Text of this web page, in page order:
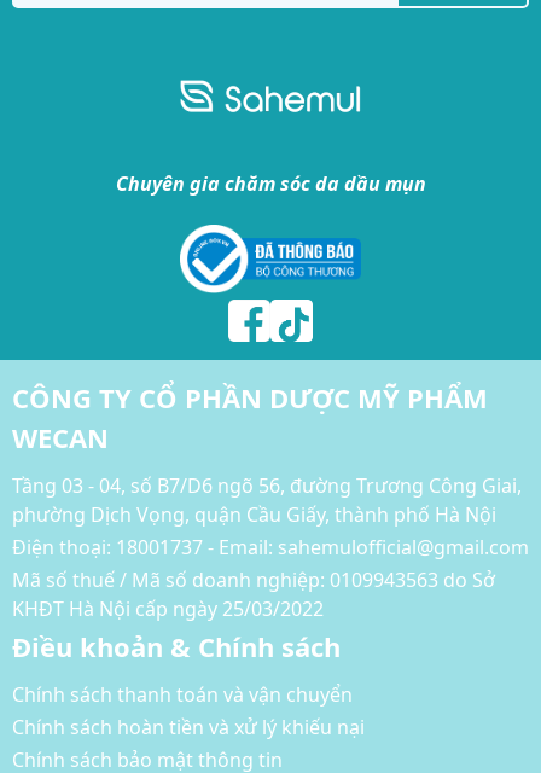
Chuyên gia chăm sóc da dầu mụn
CÔNG TY CỔ PHẦN DƯỢC MỸ PHẨM
WECAN
Tầng 03 - 04, số B7/D6 ngõ 56, đường Trương Công Giai,
phường Dịch Vọng, quận Cầu Giấy, thành phố Hà Nội
Điện thoại: 18001737 - Email: sahemulofficial@gmail.com
Mã số thuế / Mã số doanh nghiệp: 0109943563 do Sở
KHĐT Hà Nội cấp ngày 25/03/2022
Điều khoản & Chính sách
Chính sách thanh toán và vận chuyển
Chính sách hoàn tiền và xử lý khiếu nại
Chính sách bảo mật thông tin